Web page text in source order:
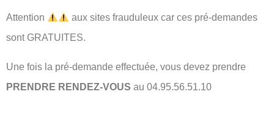
Attention
aux sites frauduleux car ces pré-demandes
sont GRATUITES.
Une fois la pré-demande effectuée, vous devez prendre
PRENDRE RENDEZ-VOUS au 04.95.56.51.10